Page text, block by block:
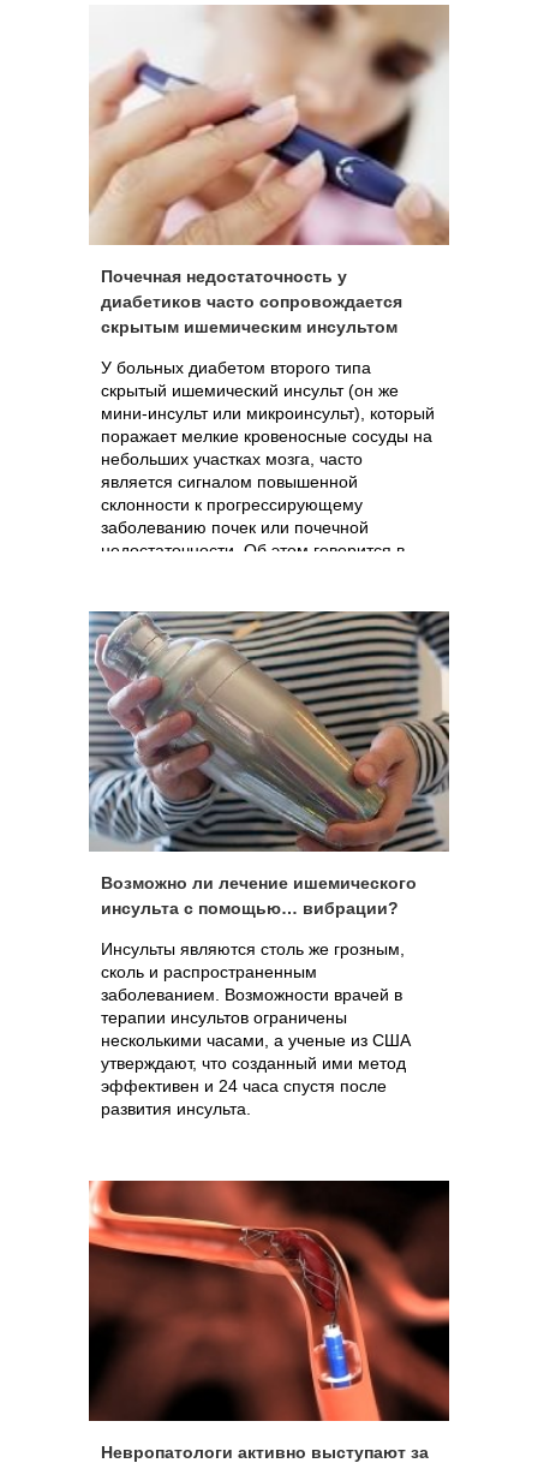
Почечная недостаточность у
диабетиков часто сопровождается
скрытым ишемическим инсультом
У больных диабетом второго типа
скрытый ишемический инсульт (он же
мини-инсульт или микроинсульт), который
поражает мелкие кровеносные сосуды на
небольших участках мозга, часто
является сигналом повышенной
склонности к прогрессирующему
заболеванию почек или почечной
недостаточности. Об этом говорится в
American Society Nephrology.
Возможно ли лечение ишемического
инсульта с помощью… вибрации?
Инсульты являются столь же грозным,
сколь и распространенным
заболеванием. Возможности врачей в
терапии инсультов ограничены
несколькими часами, а ученые из США
утверждают, что созданный ими метод
эффективен и 24 часа спустя после
развития инсульта.
Невропатологи активно выступают за